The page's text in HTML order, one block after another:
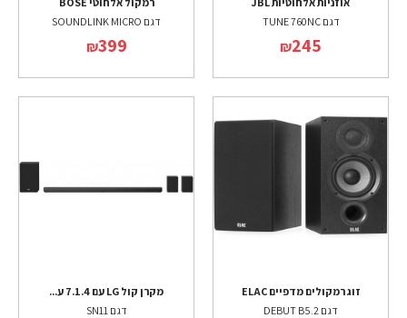
דגם TUNE 760NC
₪245
דגם SOUNDLINK MICRO
₪399
זוג רמקולים מדפיים ELAC
דגם DEBUT B5.2
מקרן קול LG עם 7.1.4 ע...
דגם SN11